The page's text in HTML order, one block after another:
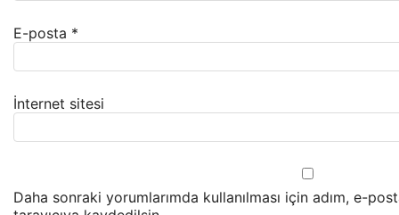
E-posta *
İnternet sitesi
Daha sonraki yorumlarımda kullanılması için adım, e-